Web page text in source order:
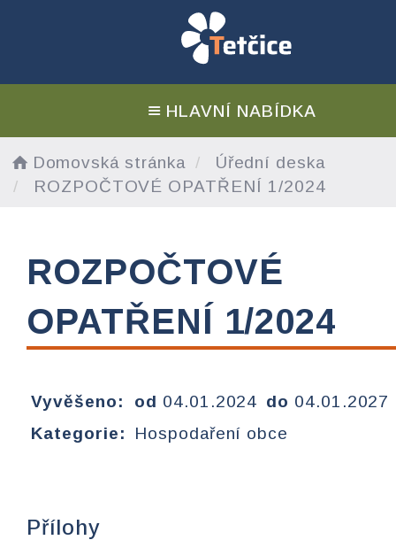
HLAVNÍ NABÍDKA
Domovská stránka
Úřední deska
ROZPOČTOVÉ OPATŘENÍ 1/2024
ROZPOČTOVÉ
OPATŘENÍ 1/2024
Vyvěšeno: od 04.01.2024 do 04.01.2027
Kategorie:
Hospodaření obce
Přílohy